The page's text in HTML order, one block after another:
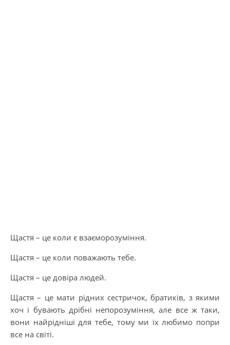
Щастя – це коли є взаєморозуміння.
Щастя – це коли поважають тебе.
Щастя – це довіра людей.
Щастя – це мати рідних сестричок, братиків, з якими
хоч і бувають дрібні непорозуміння, але все ж таки,
вони найрідніші для тебе, тому ми їх любимо попри
все на світі.